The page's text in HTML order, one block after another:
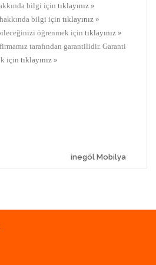
bilgi için tıklayınız »
bilgi için tıklayınız »
öğrenmek için tıklayınız »
tarafından garantilidir. Garanti
için tıklayınız »
inegöl Mobilya